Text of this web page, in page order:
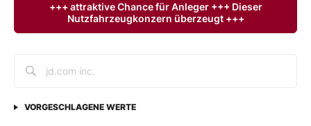
+++ attraktive Chance für Anleger +++ Dieser
Nutzfahrzeugkonzern überzeugt +++
VORGESCHLAGENE WERTE